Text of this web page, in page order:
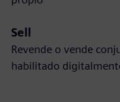
Sell
Revende o vende
habilitado